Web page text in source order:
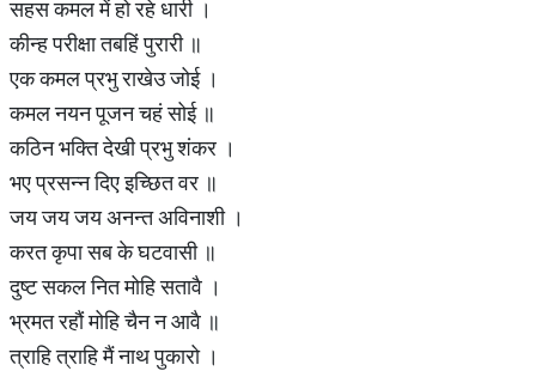
सहस कमल में हो रहे धारी ।
कीन्ह परीक्षा तबहिं पुरारी ॥
एक कमल प्रभु राखेउ जोई ।
कमल नयन पूजन चहं सोई ॥
कठिन भक्ति देखी प्रभु शंकर ।
भए प्रसन्न दिए इच्छित वर ॥
जय जय जय अनन्त अविनाशी ।
करत कृपा सब के घटवासी ॥
दुष्ट सकल नित मोहि सतावै ।
भ्रमत रहौं मोहि चैन न आवै ॥
त्राहि त्राहि मैं नाथ पुकारो ।